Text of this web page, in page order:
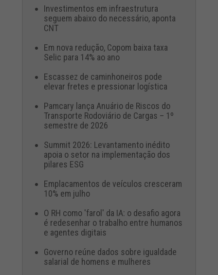
Investimentos em infraestrutura
seguem abaixo do necessário, aponta
CNT
Em nova redução, Copom baixa taxa
Selic para 14% ao ano
Escassez de caminhoneiros pode
elevar fretes e pressionar logística
Pamcary lança Anuário de Riscos do
Transporte Rodoviário de Cargas – 1º
semestre de 2026
Summit 2026: Levantamento inédito
apoia o setor na implementação dos
pilares ESG
Emplacamentos de veículos cresceram
10% em julho
O RH como 'farol' da IA: o desafio agora
é redesenhar o trabalho entre humanos
e agentes digitais
Governo reúne dados sobre igualdade
salarial de homens e mulheres